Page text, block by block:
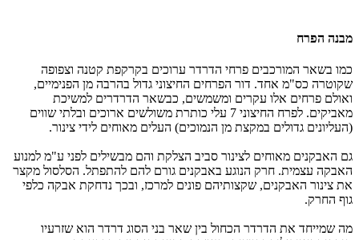
מבנה הפרח
כמו בשאר המורכבים פרחי הדרדר ערוכים בקרקפת קטנה וצפופה
שקוטרה כס"מ אחד. דור הפרחים החיצוני גדול בהרבה מן הפנימיים,
ואולם פרחים אלו עקרים ומשמשים, כבשאר הדרדרים למשיכת
מאביקים. לפרח החיצוני 7 עלי כותרת משולשים ארוכים ובלתי שווים
(העליונים גדולים במקצת מן הנמוכים) העלים מאוחים לידי צינור.
גם האבקנים מאוחים לצינור סביב הצלקת והם מבשילים לפני ע"מ למנוע
האבקה עצמית. חרק הנוגע באבקנים גורם להם להתפתל. הסלסול מקצר
את צינור האבקנים, שקצותיהם פונים למרכז, ובכך נדחקת אבקה כלפי
גוף החרק.
מה שמייחד את הדרדר הכחול בין שאר בני הסוג דרדר הוא שזרעיו